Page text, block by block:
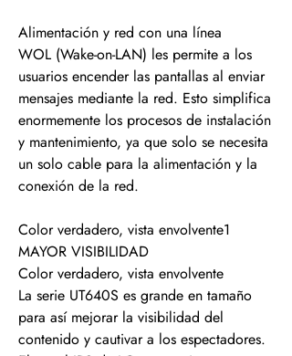
Alimentación y red con una línea
WOL (Wake-on-LAN) les permite a los
usuarios encender las pantallas al enviar
mensajes mediante la red. Esto simplifica
enormemente los procesos de instalación
y mantenimiento, ya que solo se necesita
un solo cable para la alimentación y la
conexión de la red.
Color verdadero, vista envolvente1
MAYOR VISIBILIDAD
Color verdadero, vista envolvente
La serie UT640S es grande en tamaño
para así mejorar la visibilidad del
contenido y cautivar a los espectadores.